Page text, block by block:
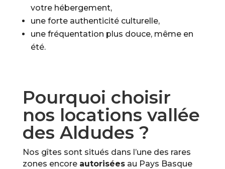
votre hébergement,
une forte authenticité culturelle,
une fréquentation plus douce, même en
été.
Pourquoi choisir
nos locations vallée
des Aldudes ?
Nos gîtes sont situés dans l’une des rares
zones encore autoriséesau Pays Basque